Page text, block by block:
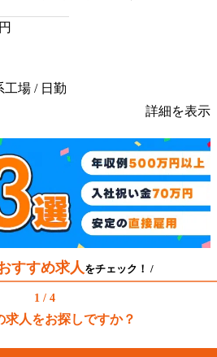
円
工場 / 日勤
詳細を表示
すすめ求人をチェック！ /
1 / 4
求人をお探しですか？